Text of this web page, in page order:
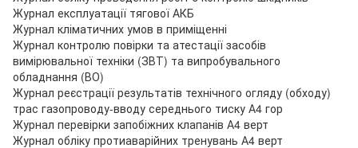
Журнал експлуатації тягової АКБ
Журнал кліматичних умов в приміщенні
Журнал контролю повірки та атестації засобів
вимірювальної техніки (ЗВТ) та випробувального
обладнання (ВО)
Журнал реєстрації результатів технічного огляду (обходу)
трас газопроводу-вводу середнього тиску А4 гор
Журнал перевірки запобіжних клапанів А4 верт
Журнал обліку протиаварійних тренувань А4 верт